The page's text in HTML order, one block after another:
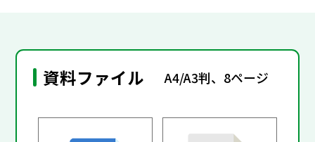
資料ファイル A4/A3判、8ページ